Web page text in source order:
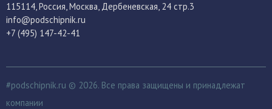
115114, Россия,Москва, Дербеневская, 24 стр.3
info@podschipnik.ru
+7 (495) 147-42-41
#podschipnik.ru © 2026. Все права защищены и принадлежат
компании